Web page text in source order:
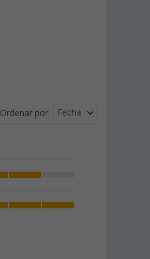
Ordenar por: Fecha